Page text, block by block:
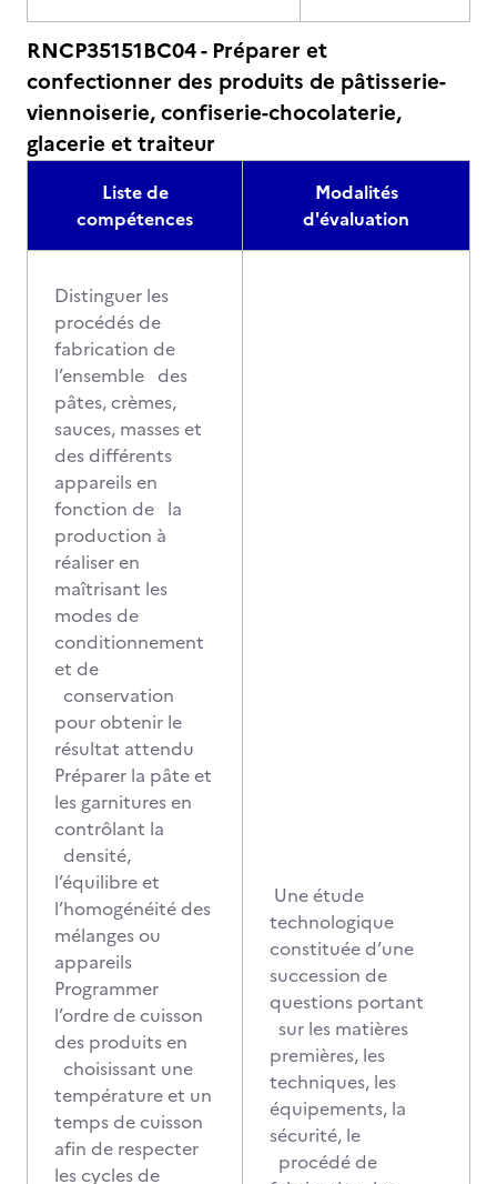
RNCP35151BC04 - Préparer et
confectionner des produits de pâtisserie-
viennoiserie, confiserie-chocolaterie,
glacerie et traiteur
Liste de
compétences
Modalités
d'évaluation
Distinguer les
procédés de
fabrication de
l’ensemble des
pâtes, crèmes,
sauces, masses et
des différents
appareils en
fonction de la
production à
réaliser en
maîtrisant les
modes de
conditionnement
et de
conservation
pour obtenir le
résultat attendu
Préparer la pâte et
les garnitures en
contrôlant la
densité,
l’équilibre et
l’homogénéité des
mélanges ou
appareils
Programmer
l’ordre de cuisson
des produits en
choisissant une
température et un
temps de cuisson
afin de respecter
les cycles de
Une étude
technologique
constituée d’une
succession de
questions portant
sur les matières
premières, les
techniques, les
équipements, la
sécurité, le
procédé de